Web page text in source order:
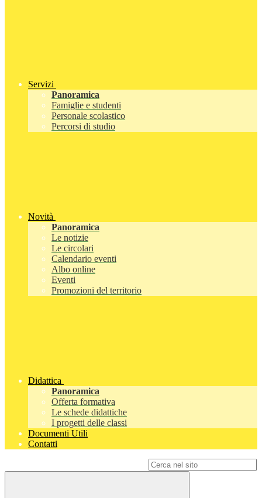
Servizi
Panoramica
Famiglie e studenti
Personale scolastico
Percorsi di studio
Novità
Panoramica
Le notizie
Le circolari
Calendario eventi
Albo online
Eventi
Promozioni del territorio
Didattica
Panoramica
Offerta formativa
Le schede didattiche
I progetti delle classi
Documenti Utili
Contatti